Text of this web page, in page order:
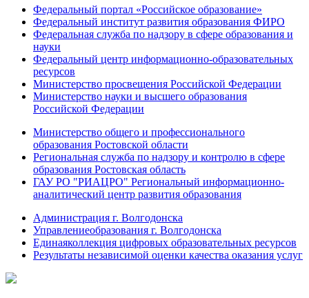
Федеральный портал «Российское образование»
Федеральный институт развития образования ФИРО
Федеральная служба по надзору в сфере образования и
науки
Федеральный центр информационно-образовательных
ресурсов
Министерство просвещения Российской Федерации
Министерство науки и высшего образования
Российской Федерации
Министерство общего и профессионального
образования Ростовской области
Региональная служба по надзору и контролю в сфере
образования Ростовская область
ГАУ РО "РИАЦРО" Региональный информационно-
аналитический центр развития образования
Администрация г. Волгодонска
Управлениеобразования г. Волгодонска
Единаяколлекция цифровых образовательных ресурсов
Результаты независимой оценки качества оказания услуг